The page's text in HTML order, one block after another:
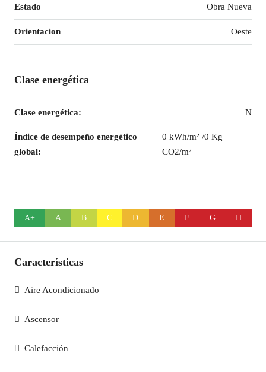
Estado Obra Nueva
Orientacion Oeste
Clase energética
Clase energética: N
Índice de desempeño energético
global:
0 kWh/m² /0 Kg
CO2/m²
A+ A B C D E F G H
Características
Aire Acondicionado
Ascensor
Calefacción